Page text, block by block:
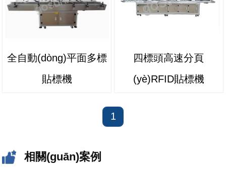
全自動(dòng)平面多標
貼標機
四標頭高速分頁
(yè)RFID貼標機
1
相關(guān)案例